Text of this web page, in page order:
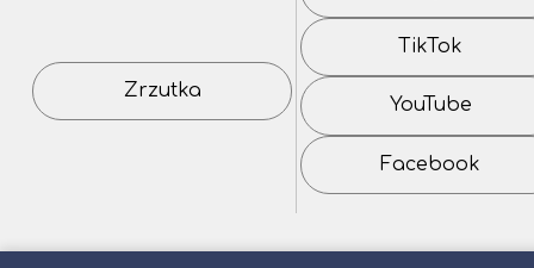
Zrzutka
TikTok
YouTube
Facebook